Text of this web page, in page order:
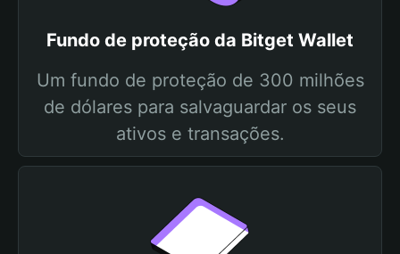
Fundo de proteção da Bitget Wallet
Um fundo de proteção de 300 milhões
de dólares para salvaguardar os seus
ativos e transações.